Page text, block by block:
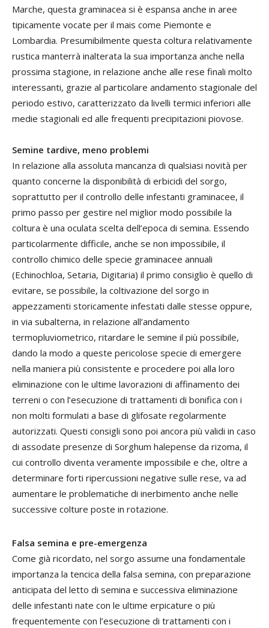
Marche, questa graminacea si è espansa anche in aree
tipicamente vocate per il mais come Piemonte e
Lombardia. Presumibilmente questa coltura relativamente
rustica manterrà inalterata la sua importanza anche nella
prossima stagione, in relazione anche alle rese finali molto
interessanti, grazie al particolare andamento stagionale del
periodo estivo, caratterizzato da livelli termici inferiori alle
medie stagionali ed alle frequenti precipitazioni piovose.
Semine tardive, meno problemi
In relazione alla assoluta mancanza di qualsiasi novità per
quanto concerne la disponibilità di erbicidi del sorgo,
soprattutto per il controllo delle infestanti graminacee, il
primo passo per gestire nel miglior modo possibile la
coltura è una oculata scelta dell’epoca di semina. Essendo
particolarmente difficile, anche se non impossibile, il
controllo chimico delle specie graminacee annuali
(Echinochloa, Setaria, Digitaria) il primo consiglio è quello di
evitare, se possibile, la coltivazione del sorgo in
appezzamenti storicamente infestati dalle stesse oppure,
in via subalterna, in relazione all’andamento
termopluviometrico, ritardare le semine il più possibile,
dando la modo a queste pericolose specie di emergere
nella maniera più consistente e procedere poi alla loro
eliminazione con le ultime lavorazioni di affinamento dei
terreni o con l’esecuzione di trattamenti di bonifica con i
non molti formulati a base di glifosate regolarmente
autorizzati. Questi consigli sono poi ancora più validi in caso
di assodate presenze di Sorghum halepense da rizoma, il
cui controllo diventa veramente impossibile e che, oltre a
determinare forti ripercussioni negative sulle rese, va ad
aumentare le problematiche di inerbimento anche nelle
successive colture poste in rotazione.
Falsa semina e pre-emergenza
Come già ricordato, nel sorgo assume una fondamentale
importanza la tencica della falsa semina, con preparazione
anticipata del letto di semina e successiva eliminazione
delle infestanti nate con le ultime erpicature o più
frequentemente con l’esecuzione di trattamenti con i